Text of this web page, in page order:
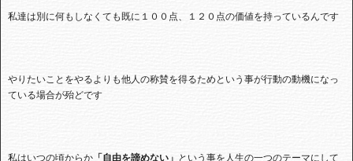
私達は別に何もしなくても既に１００点、１２０点の価値を持っているんです
やりたいことをやるよりも他人の称賛を得るためという事が行動の動機になっ
ている場合が殆どです
私はいつの頃からか 「自由を諦めない」 という事を人生の一つのテーマにして